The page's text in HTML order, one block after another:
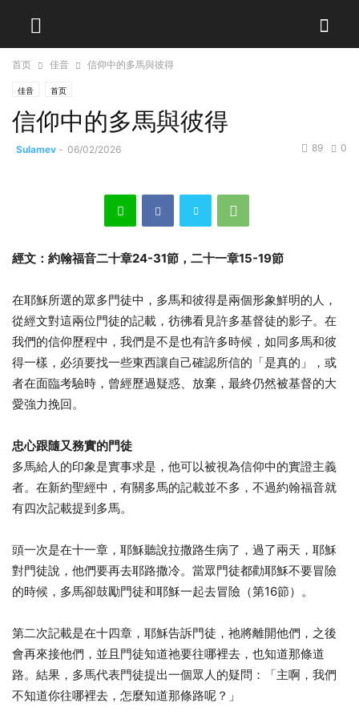
首页 佳音 信仰中的多馬與彼得
佳音 首页
信仰中的多馬與彼得
Sulamev - 06/02/2026 0
89
經文：約翰福音二十章24-31節，二十一章15-19節
在耶穌所選的眾多門徒中，多馬和彼得是兩個形象鮮明的人，
從經文對這兩位門徒的記載，彷彿看見許多基督徒的影子。在
我們的信仰歷程中，我們是不是也有許多時候，如同多馬和彼
得一樣，必須要找一些東西讓自己確認所信的「是真的」，或
者在面臨考驗時，曾經歷過疑惑、放棄，最終仍然被基督的大
愛強力挽回。
忠心跟隨又務實的門徒
多馬給人的印象是實事求是，他可以被視為信仰中的實證主義
者。在新約聖經中，有關多馬的記載並不多，不過約翰福音就
有四次記載提到多馬。
頭一次是在十一章，耶穌聽說拉撒路生病了，過了兩天，耶穌
對門徒說，他們要再去耶路撒冷。當眾門徒都勸耶穌不要冒險
的時候，多馬卻鼓勵門徒和耶穌一起去冒險（第16節）。
第二次記載是在十四章，耶穌告訴門徒，祂將離開他們，之後
會再來接他們，並且門徒知道祂要往哪裡去，也知道那條道
路。結果，多馬代表門徒提出一個眾人的疑問：「主啊，我們
不知道你往哪裡去，怎麼知道那條路呢？」